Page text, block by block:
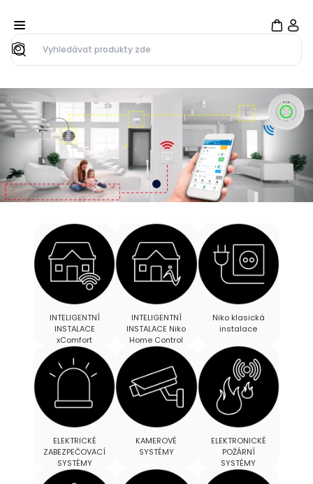
Hledat
INTELIGENTNÍ
INSTALACE
xComfort
INTELIGENTNÍ
INSTALACE Niko
Home Control
Niko klasická
instalace
ELEKTRICKÉ
ZABEZPEČOVACÍ
SYSTÉMY
KAMEROVÉ
SYSTÉMY
ELEKTRONICKÉ
POŽÁRNÍ
SYSTÉMY